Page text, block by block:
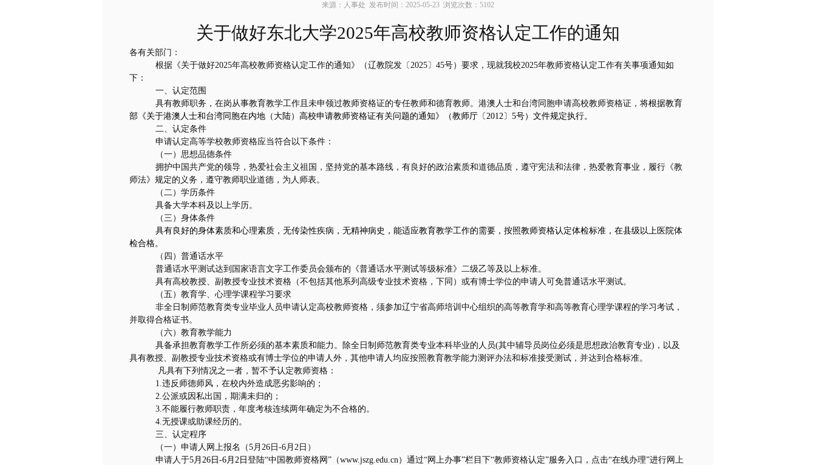
来源：人事处 发布时间：2025-05-23 浏览次数： 5102
关于做好东北大学2025年高校教师资格认定工作的通知
各有关部门：
根据《关于做好2025年高校教师资格认定工作的通知》（辽教院发〔 2025〕 45号）要求，现就我校2025年教师资格认定工作有关事项通知如
下：
一、认定范围
具有教师职务，在岗从事教育教学工作且未申领过教师资格证的专任教师和德育教师。港澳人士和台湾同胞申请高校教师资格证，将根据教育
部《关于港澳人士和台湾同胞在内地（大陆）高校申请教师资格证有关问题的通知》（教师厅〔 2012〕 5号）文件规定执行。
二、认定条件
申请认定高等学校教师资格应当符合以下条件：
（一）思想品德条件
拥护中国共产党的领导，热爱社会主义祖国，坚持党的基本路线，有良好的政治素质和道德品质，遵守宪法和法律，热爱教育事业，履行《教
师法》规定的义务，遵守教师职业道德，为人师表。
（二）学历条件
具备大学本科及以上学历。
（三）身体条件
具有良好的身体素质和心理素质，无传染性疾病，无精神病史，能适应教育教学工作的需要，按照教师资格认定体检标准，在县级以上医院体
检合格。
（四）普通话水平
普通话水平测试达到国家语言文字工作委员会颁布的《普通话水平测试等级标准》二级乙等及以上标准。
具有高校教授、副教授专业技术资格（不包括其他系列高级专业技术资格，下同）或有博士学位的申请人可免普通话水平测试。
（五）教育学、心理学课程学习要求
非全日制师范教育类专业毕业人员申请认定高校教师资格，须参加辽宁省高师培训中心组织的高等教育学和高等教育心理学课程的学习考试，
并取得合格证书。
（六）教育教学能力
具备承担教育教学工作所必须的基本素质和能力。除全日制师范教育类专业本科毕业的人员(其中辅导员岗位必须是思想政治教育专业) ，以及
具有教授、副教授专业技术资格或有博士学位的申请人外，其他申请人均应按照教育教学能力测评办法和标准接受测试，并达到合格标准。
凡具有下列情况之一者，暂不予认定教师资格：
1.违反师德师风，在校内外造成恶劣影响的；
2.公派或因私出国，期满未归的；
3.不能履行教师职责，年度考核连续两年确定为不合格的。
4.无授课或助课经历的。
三、认定程序
（一）申请人网上报名（5月 26日 -6月 2日）
申请人于5月 26日 -6月 2日 登陆“中国教师资格网”（www.jszg.edu.cn）通过“网上办事”栏目下“教师资格认定”服务入口，点击“在线办理”进行网上